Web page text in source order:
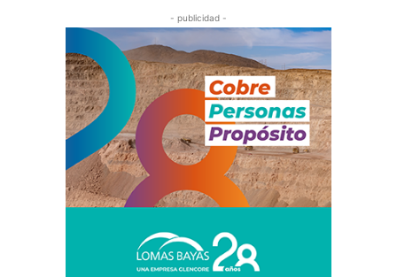
- publicidad -